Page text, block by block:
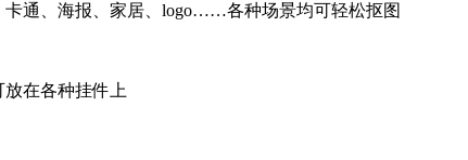
卡通、海报、家居、logo……各种场景均可轻松抠图
在各种挂件上